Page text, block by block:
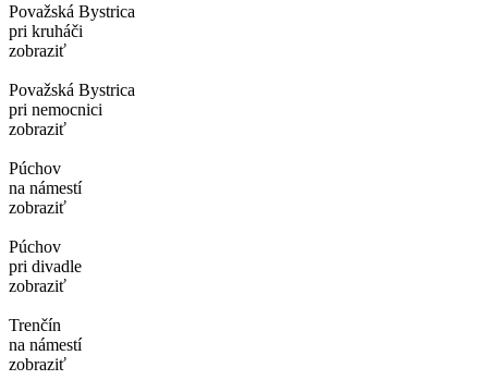
Považská Bystrica
pri kruháči
zobraziť
Považská Bystrica
pri nemocnici
zobraziť
Púchov
na námestí
zobraziť
Púchov
pri divadle
zobraziť
Trenčín
na námestí
zobraziť